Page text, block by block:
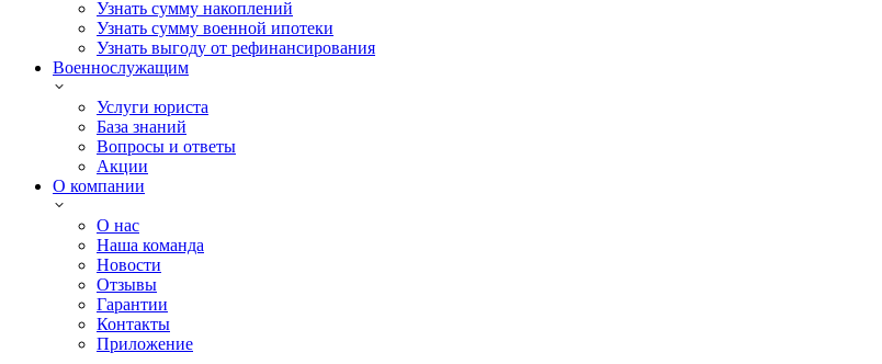
Узнать сумму накоплений
Узнать сумму военной ипотеки
Узнать выгоду от рефинансирования
Военнослужащим
Услуги юриста
База знаний
Вопросы и ответы
Акции
О компании
О нас
Наша команда
Новости
Отзывы
Гарантии
Контакты
Приложение